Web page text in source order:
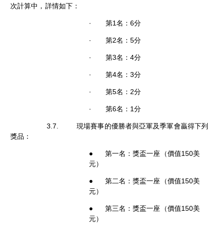
次計算中，詳情如下：
· 第1名：6分
· 第2名：5分
· 第3名：4分
· 第4名：3分
· 第5名：2分
· 第6名：1分
3.7. 現場賽事的優勝者與亞軍及季軍會贏得下列
獎品：
● 第一名：獎盃一座（價值150美
元）
● 第二名：獎盃一座（價值150美
元）
● 第三名：獎盃一座（價值150美
元）